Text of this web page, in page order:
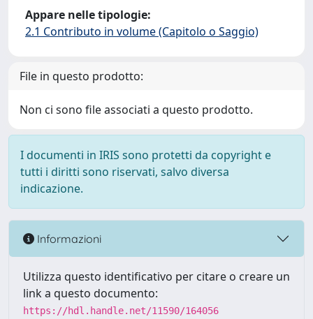
Appare nelle tipologie:
2.1 Contributo in volume (Capitolo o Saggio)
File in questo prodotto:
Non ci sono file associati a questo prodotto.
I documenti in IRIS sono protetti da copyright e
tutti i diritti sono riservati, salvo diversa
indicazione.
Informazioni
Utilizza questo identificativo per citare o creare un
link a questo documento:
https://hdl.handle.net/11590/164056